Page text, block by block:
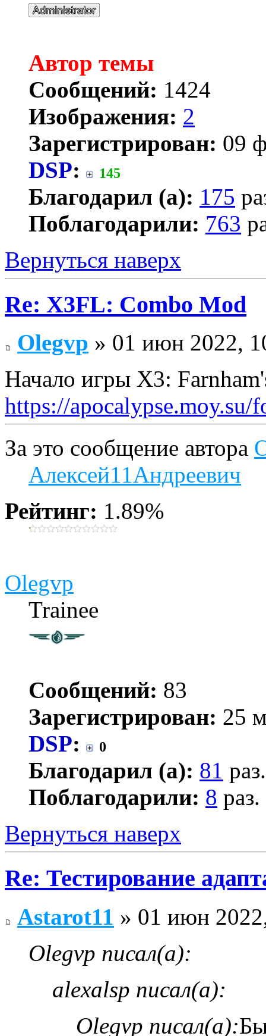
Автор темы
Сообщений: 1424
Изображения: 2
Зарегистрирован: 09
DSP: 145
Благодарил (а): 175
Поблагодарили: 763
Вернуться наверх
Re: X3FL: Combo Mod
Olegvp » 01 июн 2022,
Начало игры X3:
https://apocalypse.moy.su/
За это сообщение автора
Алексей11Андреевич
Рейтинг: 1.89%
Olegvp
Trainee
Сообщений: 83
Зарегистрирован: 25
DSP: 0
Благодарил (а): 81 раз.
Поблагодарили: 8 раз.
Вернуться наверх
Re: Тестирование
Astarot11 » 01 июн
Olegvp писал(а):
alexalsp писал(а):
Olegvp писал(а):